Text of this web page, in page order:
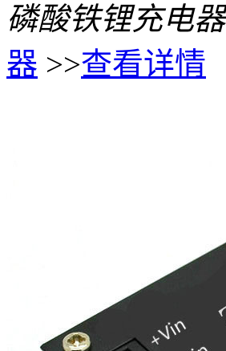
磷酸铁锂充电器
器 >>查看详情